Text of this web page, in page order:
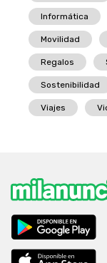
Informática
Movilidad
Regalos
Sostenibilidad
Viajes